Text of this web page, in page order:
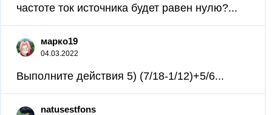
частоте ток источника будет равен нулю?...
марко19
04.03.2022
Выполните действия 5) (7/18-1/12)+5/6...
natusestfons